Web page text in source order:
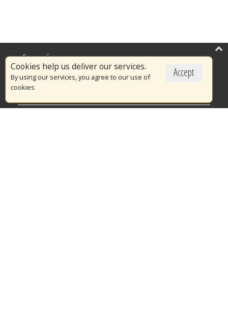
Accept
Cookies help us deliver our services.
By using our services, you agree to our use of
cookies
Επικαιρότητα
Το Πυροσβεστικό Σώμα